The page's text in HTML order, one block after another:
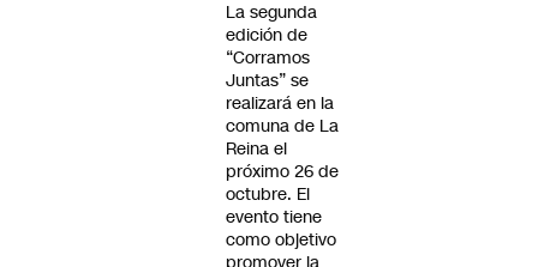
La segunda
edición de
“Corramos
Juntas” se
realizará en la
comuna de La
Reina el
próximo 26 de
octubre. El
evento tiene
como objetivo
promover la